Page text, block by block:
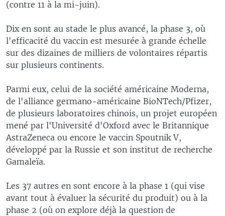
(contre 11 à la mi-juin).
Dix en sont au stade le plus avancé, la phase 3, où
l'efficacité du vaccin est mesurée à grande échelle
sur des dizaines de milliers de volontaires répartis
sur plusieurs continents.
Parmi eux, celui de la société américaine Moderna,
de l'alliance germano-américaine BioNTech/Pfizer,
de plusieurs laboratoires chinois, un projet européen
mené par l'Université d'Oxford avec le Britannique
AstraZeneca ou encore le vaccin Spoutnik V,
développé par la Russie et son institut de recherche
Gamaleïa.
Les 37 autres en sont encore à la phase 1 (qui vise
avant tout à évaluer la sécurité du produit) ou à la
phase 2 (où on explore déjà la question de